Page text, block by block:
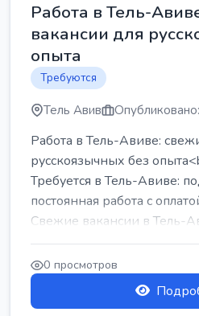
Работа в Тель-
вакансии для
опыта
Требуются
Тель Авив
Работа в Тель-Авиве:
русскоязычных без
Требуется в Тель-Авиве:
постоянная работа с
Свежие вакансии в Тель-
женщин от хозя...
0 просмотров